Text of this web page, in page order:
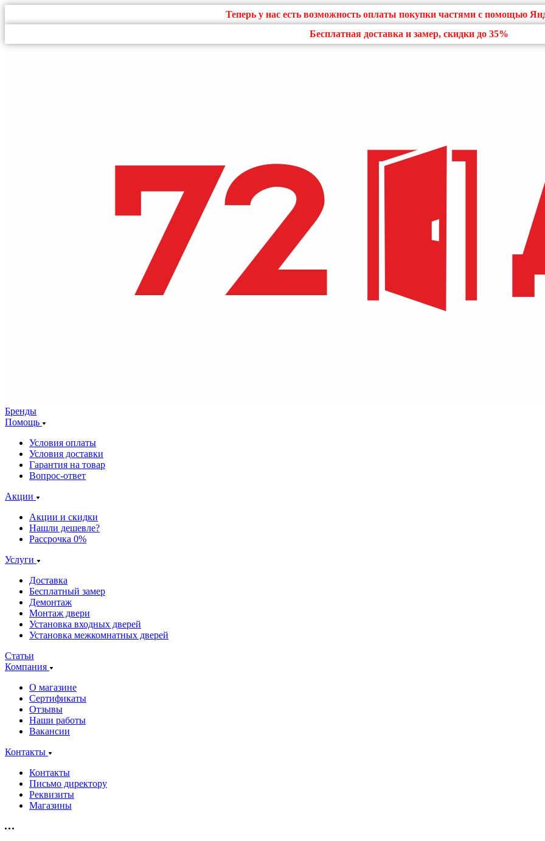
Теперь у нас есть возможность оплаты покупки частями с помощью
Бесплатная доставка и замер, скидки до 35%
Бренды
Помощь
Условия оплаты
Условия доставки
Гарантия на товар
Вопрос-ответ
Акции
Акции и скидки
Нашли дешевле?
Рассрочка 0%
Услуги
Доставка
Бесплатный замер
Демонтаж
Монтаж двери
Установка входных дверей
Установка межкомнатных дверей
Статьи
Компания
О магазине
Сертификаты
Отзывы
Наши работы
Вакансии
Контакты
Контакты
Письмо директору
Реквизиты
Магазины